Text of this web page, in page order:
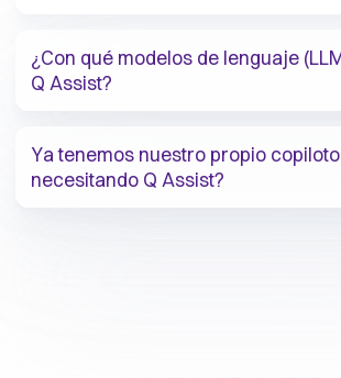
¿Con qué modelos de lenguaje
Q Assist?
Ya tenemos nuestro propio
necesitando Q Assist?